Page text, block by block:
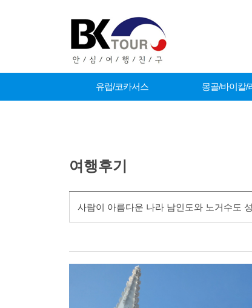
유럽/코카서스 몽골/바이칼/
여행후기
사람이 아름다운 나라 남인도와 노거수도